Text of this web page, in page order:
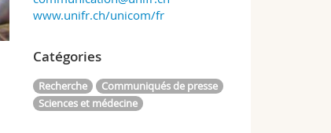
www.unifr.ch/unicom/fr
Catégories
Recherche
Communiqués de presse
Sciences et médecine